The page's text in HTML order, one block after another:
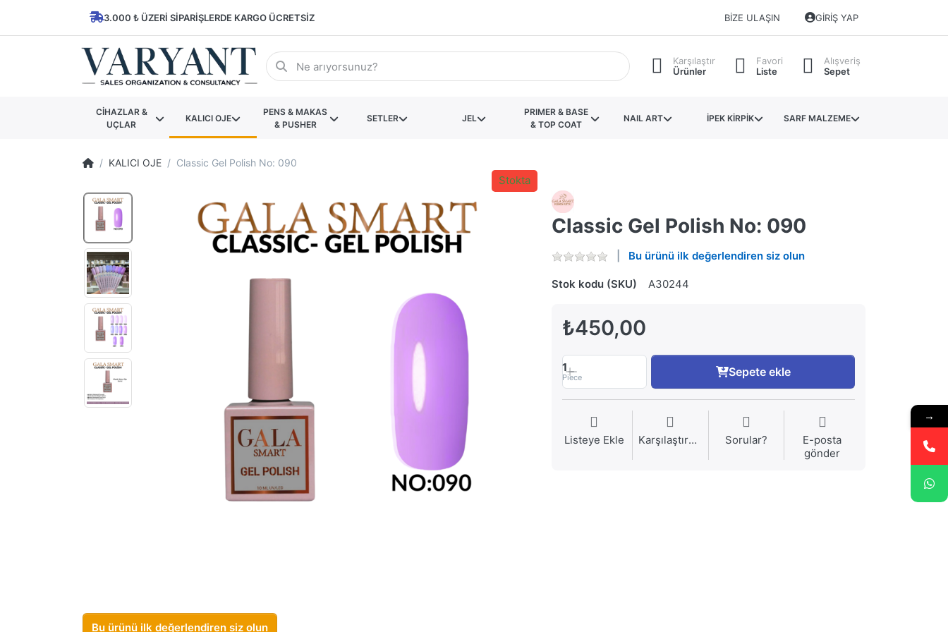
3.000 ₺ ÜZERI SIPARIŞLERDE KARGO ÜCRETSIZ BIZE ULAŞIN GIRIŞ YAP
Karşılaştır
Ürünler
Favori
Liste
Alışveriş
Sepet
CİHAZLAR &
UÇLAR
KALICI OJE
PENS & MAKAS
& PUSHER
SETLER JEL
PRIMER & BASE
& TOP COAT
NAIL ART İPEK KİRPİK SARF MALZEME
KALICI OJE Classic Gel Polish No: 090
Classic Gel Polish No: 090
Bu ürünü ilk değerlendiren siz olun
Stok kodu (SKU) A30244
₺450,00
Stokta
1
Piece Sepete ekle
Listeye Ekle Karşılaştırma Sorular?
E-posta
gönder
Bu ürünü ilk değerlendiren siz olun
→